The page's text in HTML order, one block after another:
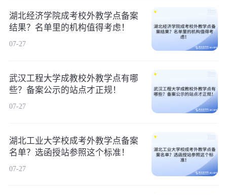
湖北经济学院成考校外教学点备案
结果？名单里的机构值得考虑！
07-27
武汉工程大学成教校外教学点有哪
些？备案公示的站点才正规！
07-27
湖北工业大学校成考外教学点备案
名单？选函授站参照这个标准！
07-27